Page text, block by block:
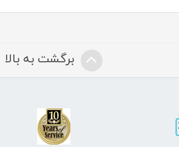
برگشت به بالا